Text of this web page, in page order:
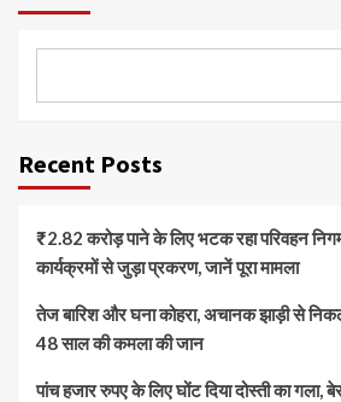
Recent Posts
₹2.82 करोड़ पाने के लिए भटक रहा परिवहन
कार्यक्रमों से जुड़ा प्रकरण, जानें पूरा मामला
तेज बारिश और घना कोहरा, अचानक झाड़ी से
48 साल की कमला की जान
पांच हजार रुपए के लिए घोंट दिया दोस्ती का गला,